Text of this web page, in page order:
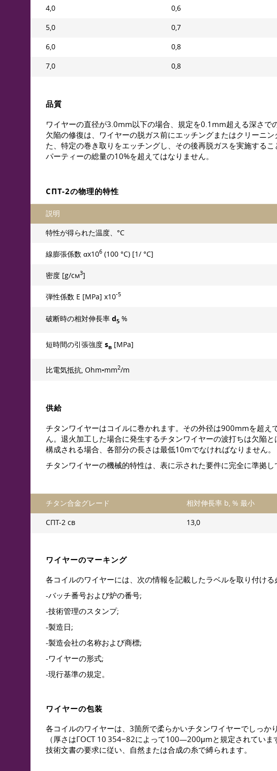
4,0 0,6
5,0 0,7
6,0 0,8
7,0 0,8
品質
ワイヤーの直径が3.0mm以下の場合、規定を0.1mm超える深さで
欠陥の修復は、ワイヤーの脱ガス前にエッチングまたはクリーニ
た、特定の巻き取りをエッチングし、その後再脱ガスを実施する
パーティーの総量の10%を超えてはなりません。
СПТ-2の物理的特性
説明
特性が得られた温度、°C
線膨張係数 αx106 (100 °C) [1/ °C]
密度 [g/см3]
弾性係数 E [MPa] x10-5
破断時の相対伸長率 d5 %
短時間の引張強度 sв [MPa]
比電気抵抗, Ohm•mm2/m
供給
チタンワイヤーはコイルに巻かれます。その外径は900mmを超
ん。退火加工した場合に発生するチタンワイヤーの波打ちは欠陥
構成される場合、各部分の長さは最低10mでなければなりません。
チタンワイヤーの機械的特性は、表に示された要件に完全に準拠し
チタン合金グレード 相対伸長率 b, % 最小
СПТ-2 св 13,0
ワイヤーのマーキング
各コイルのワイヤーには、次の情報を記載したラベルを取り付ける
-バッチ番号および炉の番号;
-技術管理のスタンプ;
-製造日;
-製造会社の名称および商標;
-ワイヤーの形式;
-現行基準の規定。
ワイヤーの包装
各コイルのワイヤーは、3箇所で柔らかいチタンワイヤーでしっ
（厚さはГОСТ 10 354−82によって100—200μmと規定されていま
技術文書の要求に従い、自然または合成の糸で縛られます。